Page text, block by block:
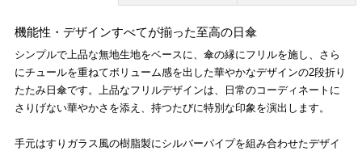
機能性・デザインすべてが揃った至高の日傘
シンプルで上品な無地生地をベースに、傘の縁にフリルを施し、さら
にチュールを重ねてボリューム感を出した華やかなデザインの2段折り
たたみ日傘です。上品なフリルデザインは、日常のコーディネートに
さりげない華やかさを添え、持つたびに特別な印象を演出します。
手元はすりガラス風の樹脂製にシルバーパイプを組み合わせたデザイ